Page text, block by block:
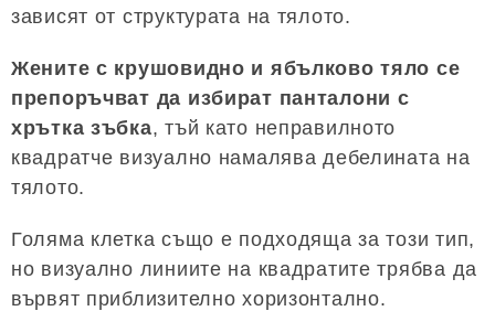
зависят от структурата на тялото.
Жените с крушовидно и ябълково тяло се
препоръчват да избират панталони с
хрътка зъбка, тъй като неправилното
квадратче визуално намалява дебелината на
тялото.
Голяма клетка също е подходяща за този тип,
но визуално линиите на квадратите трябва да
вървят приблизително хоризонтално.